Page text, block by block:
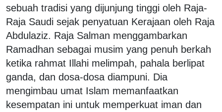
sebuah tradisi yang dijunjung tinggi oleh Raja-
Raja Saudi sejak penyatuan Kerajaan oleh Raja
Abdulaziz. Raja Salman menggambarkan
Ramadhan sebagai musim yang penuh berkah
ketika rahmat Illahi melimpah, pahala berlipat
ganda, dan dosa-dosa diampuni. Dia
mengimbau umat Islam memanfaatkan
kesempatan ini untuk memperkuat iman dan